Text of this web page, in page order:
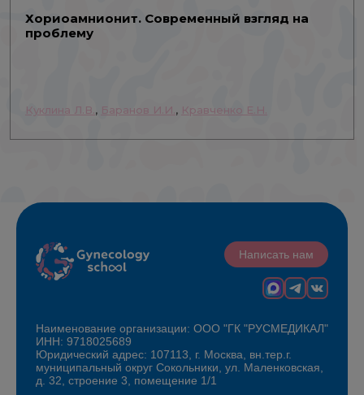
Хориоамнионит. Современный взгляд на
проблему
Куклина Л.В. , Баранов И.И. , Кравченко Е.Н.
Написать нам
Наименование организации: ООО "ГК "РУСМЕДИКАЛ"
ИНН: 9718025689
Юридический адрес: 107113, г. Москва, вн.тер.г.
муниципальный округ Сокольники, ул. Маленковская,
д. 32, строение 3, помещение 1/1